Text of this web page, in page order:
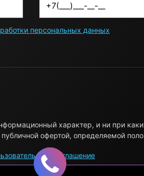
персональных данных
характер, и ни при
офертой, определяемой
соглашение